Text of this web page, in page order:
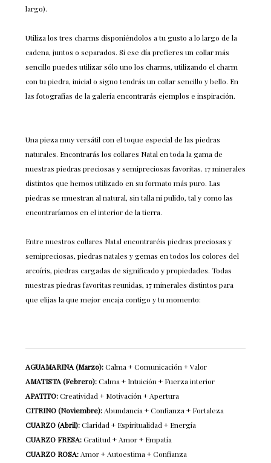
largo).
Utiliza los tres charms disponiéndolos a tu gusto a lo largo de la
cadena, juntos o separados. Si ese día prefieres un collar más
sencillo puedes utilizar sólo uno los charms, utilizando el charm
con tu piedra, inicial o signo tendrás un collar sencillo y bello. En
las fotografías de la galería encontrarás ejemplos e inspiración.
Una pieza muy versátil con el toque especial de las piedras
naturales. Encontrarás los collares Natal en toda la gama de
nuestras piedras preciosas y semipreciosas favoritas. 17 minerales
distintos que hemos utilizado en su formato más puro. Las
piedras se muestran al natural, sin talla ni pulido, tal y como las
encontraríamos en el interior de la tierra.
Entre nuestros collares Natal encontraréis piedras preciosas y
semipreciosas, piedras natales y gemas en todos los colores del
arcoíris, piedras cargadas de significado y propiedades. Todas
nuestras piedras favoritas reunidas, 17 minerales distintos para
que elijas la que mejor encaja contigo y tu momento:
AGUAMARINA (Marzo):Calma + Comunicación + Valor
AMATISTA (Febrero):Calma + Intuición + Fuerza interior
APATITO:Creatividad + Motivación + Apertura
CITRINO (Noviembre):Abundancia + Confianza + Fortaleza
CUARZO (Abril):Claridad + Espiritualidad + Energía
CUARZO FRESA:Gratitud + Amor + Empatía
CUARZO ROSA:Amor + Autoestima + Confianza